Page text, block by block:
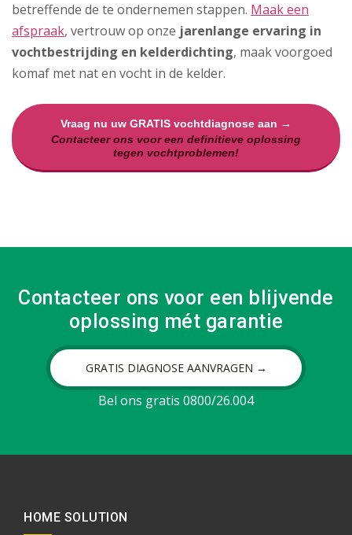
betreffende de te ondernemen stappen. Maak een
afspraak, vertrouw op onze jarenlange ervaring in
vochtbestrijding en kelderdichting, maak voorgoed
komaf met nat en vocht in de kelder.
Vraag nu uw GRATIS vochtdiagnose aan →
Contacteer ons voor een definitieve oplossing
tegen vochtproblemen!
Contacteer ons voor een blijvende
oplossing mét garantie
GRATIS DIAGNOSE AANVRAGEN →
Bel ons gratis 0800/26.004
HOME SOLUTION